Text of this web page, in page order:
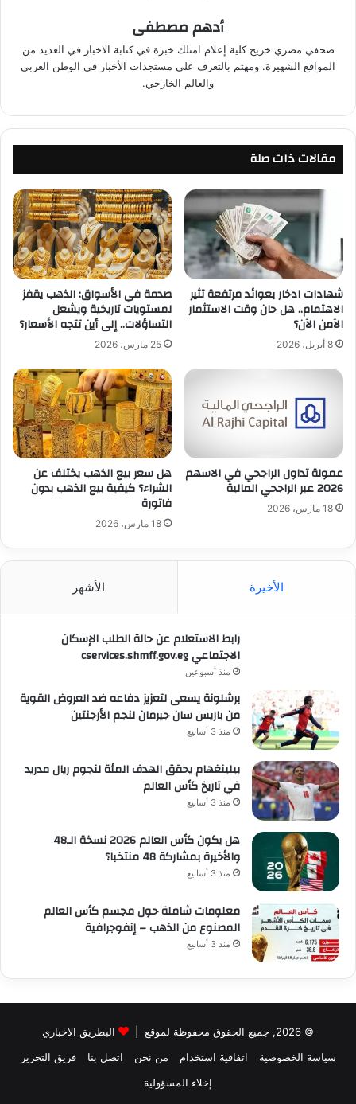
أدهم مصطفى
صحفي مصري خريج كلية إعلام امتلك خبرة في كتابة الاخبار في العديد من
المواقع الشهيرة. ومهتم بالتعرف على مستجدات الأخبار في الوطن العربي
والعالم الخارجي.
مقالات ذات صلة
شهادات ادخار بعوائد مرتفعة تثير
الاهتمام.. هل حان وقت الاستثمار
الآمن الآن؟
8 أبريل، 2026
صدمة في الأسواق: الذهب يقفز
لمستويات تاريخية ويشعل
التساؤلات.. إلى أين تتجه الأسعار؟
25 مارس، 2026
عمولة تداول الراجحي في الاسهم
2026 عبر الراجحي المالية
18 مارس، 2026
هل سعر بيع الذهب يختلف عن
الشراء؟ كيفية بيع الذهب بدون
فاتورة
18 مارس، 2026
الأخيرة الأشهر
رابط الاستعلام عن حالة الطلب الإسكان
الاجتماعي cservices.shmff.gov.eg
منذ أسبوعين
برشلونة يسعى لتعزيز دفاعه ضد العروض القوية
من باريس سان جيرمان لنجم الأرجنتين
منذ 3 أسابيع
بيلينغهام يحقق الهدف المئة لنجوم ريال مدريد
في تاريخ كأس العالم
منذ 3 أسابيع
هل يكون كأس العالم 2026 نسخة الـ48
والأخيرة بمشاركة 48 منتخبا؟
منذ 3 أسابيع
معلومات شاملة حول مجسم كأس العالم
المصنوع من الذهب – إنفوجرافية
منذ 3 أسابيع
© 2026, جميع الحقوق محفوظة لموقع |
البطريق الاخباري
سياسة الخصوصية
اتفاقية استخدام من نحن اتصل بنا
فريق التحرير
إخلاء المسؤولية